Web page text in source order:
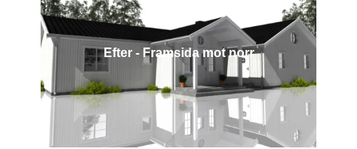
Efter - Framsida mot norr